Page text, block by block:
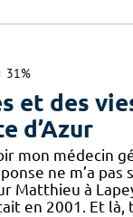
31%
et des
d’Azur
mon médecin
ne m’a pas
Matthieu à
en 2001. Et là,